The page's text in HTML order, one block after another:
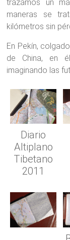
trazamos un
maneras se
kilómetros sin
En Pekín,
de China, en
imaginando las
Diario
Altiplano
Tibetano
2011